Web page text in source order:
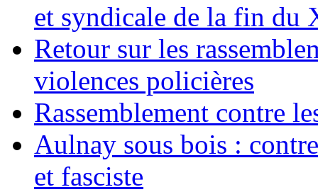
et syndicale de la fin du
Retour sur les
violences policières
Rassemblement contre
Aulnay sous bois :
et fasciste